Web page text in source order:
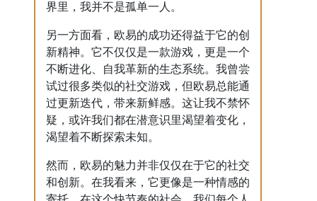
界里，我并不是孤单一人。
另一方面看，欧易的成功还得益于它的创
新精神。它不仅仅是一款游戏，更是一个
不断进化、自我革新的生态系统。我曾尝
试过很多类似的社交游戏，但欧易总能通
过更新迭代，带来新鲜感。这让我不禁怀
疑，或许我们都在潜意识里渴望着变化，
渴望着不断探索未知。
然而，欧易的魅力并非仅仅在于它的社交
和创新。在我看来，它更像是一种情感的